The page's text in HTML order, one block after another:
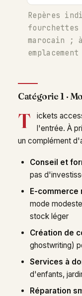
Repères
fourchettes
marocain ;
Catégorie 1 ·
T
ickets
l'entrée. À
un complément
Conseil et
pas
E-commerce
mode
stock léger
Création de
ghostwriting)
Services à
d'enfants,
Réparation